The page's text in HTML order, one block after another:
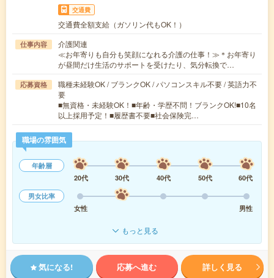
交通費
交通費全額支給（ガソリン代もOK！）
仕事内容
介護関連
≪お年寄りも自分も笑顔になれる介護の仕事！≫＊お年寄り
が昼間だけ生活のサポートを受けたり、気分転換で…
応募資格
職種未経験OK / ブランクOK / パソコンスキル不要 / 英語力不
要
■無資格・未経験OK！■年齢・学歴不問！ブランクOK!■10名
以上採用予定！■履歴書不要■社会保険完…
職場の雰囲気
年齢層
20代
30代 40代 50代
60代
男女比率
女性
男性
もっと見る
気になる! 応募へ進む 詳しく見る